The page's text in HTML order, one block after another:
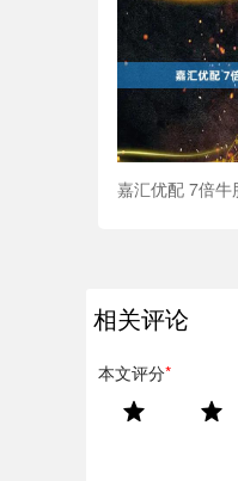
嘉汇优配 7倍牛
相关评论
本文评分*